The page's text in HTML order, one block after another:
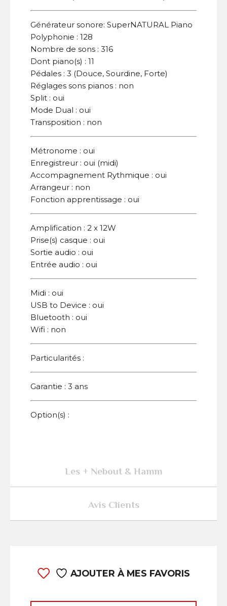
Générateur sonore: SuperNATURAL Piano
Polyphonie : 128
Nombre de sons : 316
Dont piano(s) : 11
Pédales : 3 (Douce, Sourdine, Forte)
Réglages sons pianos : non
Split : oui
Mode Dual : oui
Transposition : non
Métronome : oui
Enregistreur : oui (midi)
Accompagnement Rythmique : oui
Arrangeur : non
Fonction apprentissage : oui
Amplification : 2 x 12W
Prise(s) casque : oui
Sortie audio : oui
Entrée audio : oui
Midi : oui
USB to Device : oui
Bluetooth : oui
Wifi : non
Particularités :
Garantie : 3 ans
Option(s) :
Les + Nebout & Hamm
Avis Clients
AJOUTER À MES FAVORIS